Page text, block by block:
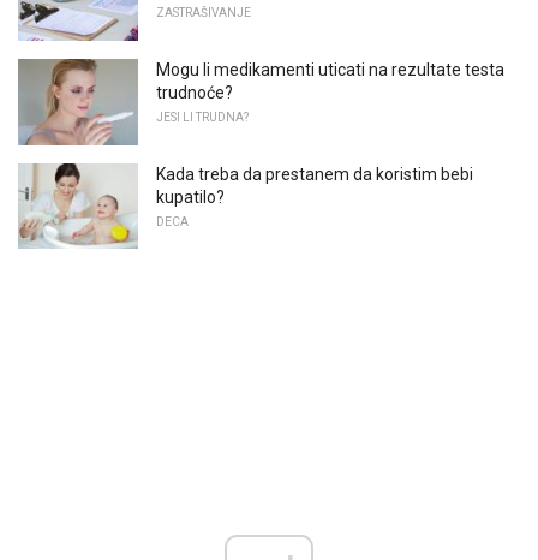
ZASTRAŠIVANJE
Mogu li medikamenti uticati na rezultate testa
trudnoće?
JESI LI TRUDNA?
Kada treba da prestanem da koristim bebi
kupatilo?
DECA